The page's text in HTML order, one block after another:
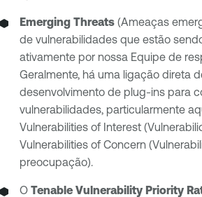
Emerging Threats (Ameaças
de vulnerabilidades que estão
ativamente por nossa Equipe de
Geralmente, há uma ligação direta
desenvolvimento de plug-ins para
vulnerabilidades, particularmente
Vulnerabilities of Interest
Vulnerabilities of Concern
preocupação).
O Tenable Vulnerability Priority